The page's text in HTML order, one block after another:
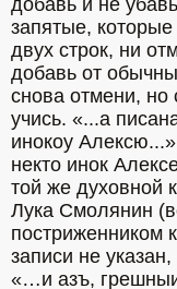
добавь и не
запятые,
двух строк, ни
добавь от
снова отмени, но
учись. «...а
инокоу
некто инок
той же духовной
Лука Смолянин
постриженником
записи не
«…и азъ,